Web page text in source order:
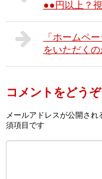
●●円以上？
「ホームペ
をいただく
コメントをどうぞ
メールアドレスが公開され
須項目です